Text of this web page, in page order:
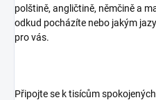
polštině, angličtině, němčině a
odkud pocházíte nebo jakým
pro vás.
Připojte se k tisícům